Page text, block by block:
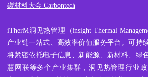
碳材料大会 Carbontech
iTherM洞见热管理
（insight Thermal
产业链一站式、高效率价值服务平台。可持
将紧密依托电子信息、新能源、新材料、绿
慧网联等多个产业集群，洞见热管理行业